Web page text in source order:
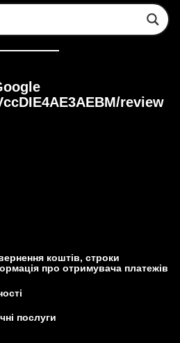
review
коштів, строки
про отримувача платежів
послуги